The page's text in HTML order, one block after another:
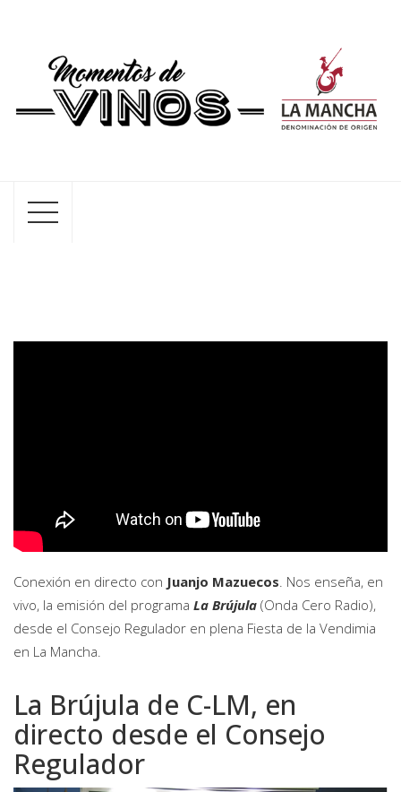
Conexión en directo con Juanjo Mazuecos . Nos enseña, en
vivo, la emisión del programa La Brújula (Onda Cero Radio),
desde el Consejo Regulador en plena Fiesta de la Vendimia
en La Mancha
La Brújula de C-LM, en
directo desde el Consejo
Regulador